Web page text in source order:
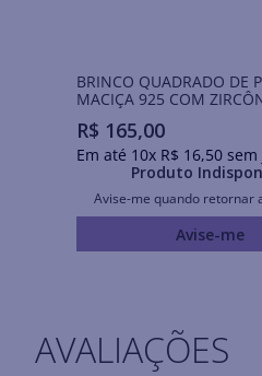
BRINCO QUADRADO DE
MACIÇA 925 COM
R$ 165,00
Em até 10x R$ 16,50 sem
Produto
Avise-me quando retornar
Avise-me
AVALIAÇÕES